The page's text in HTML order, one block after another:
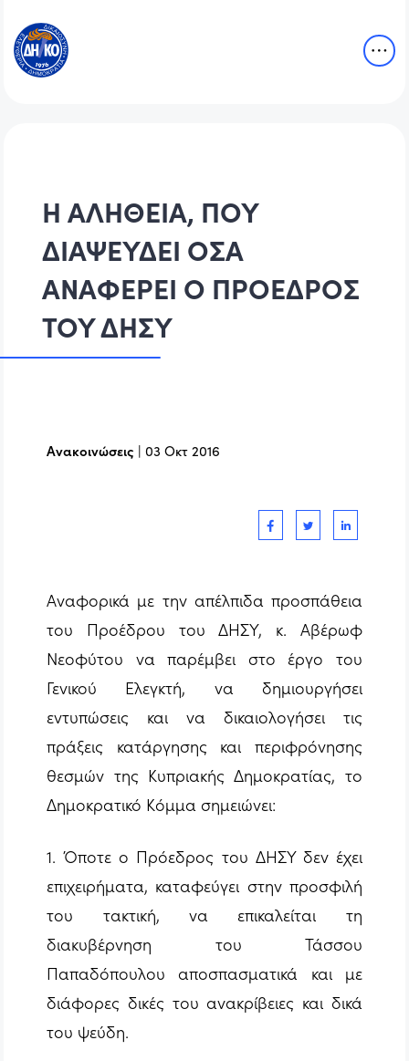
Η ΑΛΗΘΕΙΑ, ΠΟΥ
ΔΙΑΨΕΥΔΕΙ ΟΣΑ
ΑΝΑΦΕΡΕΙ Ο ΠΡΟΕΔΡΟΣ
ΤΟΥ ΔΗΣΥ
Ανακοινώσεις |03 Οκτ 2016
Αναφορικά με την απέλπιδα προσπάθεια
του Προέδρου του ΔΗΣΥ, κ. Αβέρωφ
Νεοφύτου να παρέμβει στο έργο του
Γενικού Ελεγκτή, να δημιουργήσει
εντυπώσεις και να δικαιολογήσει τις
πράξεις κατάργησης και περιφρόνησης
θεσμών της Κυπριακής Δημοκρατίας, το
Δημοκρατικό Κόμμα σημειώνει:
1. Όποτε ο Πρόεδρος του ΔΗΣΥ δεν έχει
επιχειρήματα, καταφεύγει στην προσφιλή
του τακτική, να επικαλείται τη
διακυβέρνηση του Τάσσου
Παπαδόπουλου αποσπασματικά και με
διάφορες δικές του ανακρίβειες και δικά
του ψεύδη.